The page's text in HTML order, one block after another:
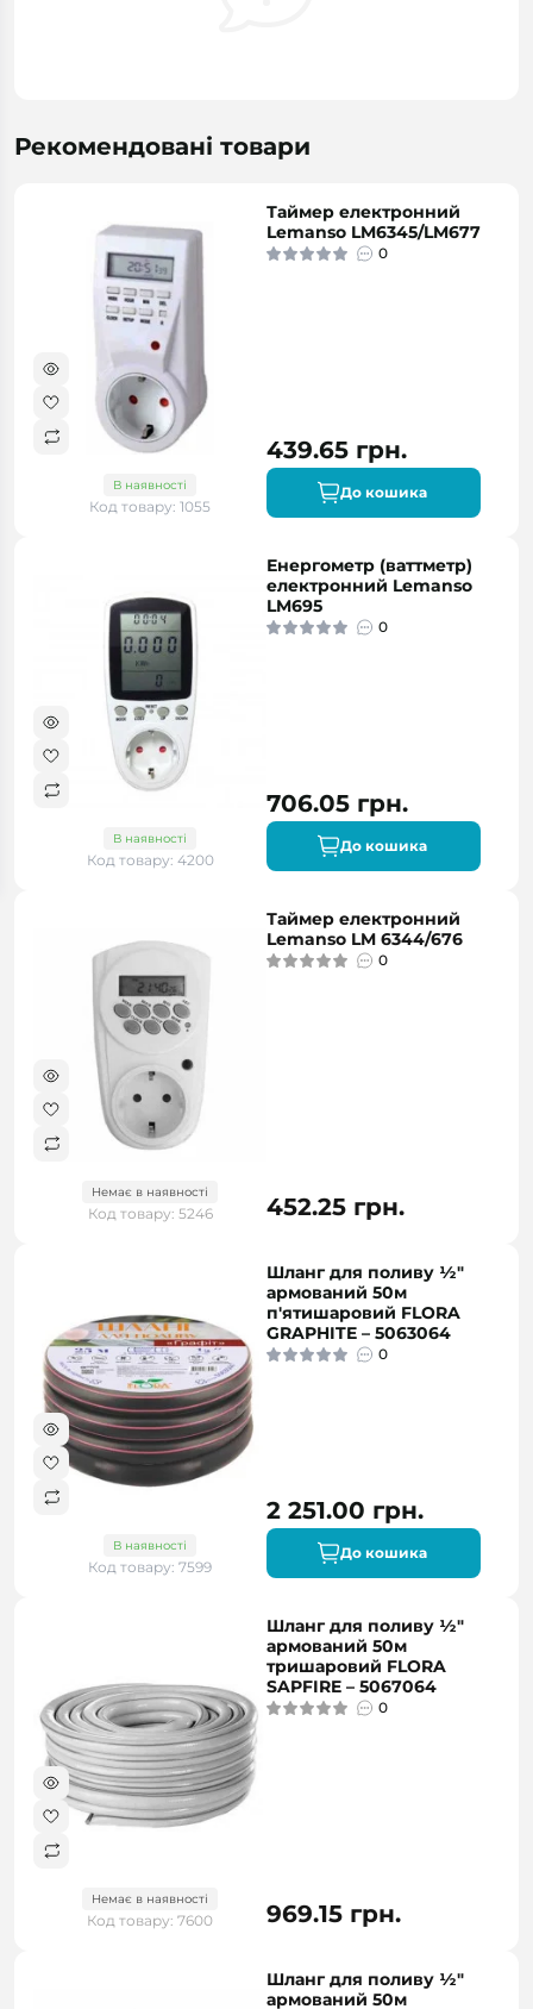
Рекомендовані товари
В наявності
Код товару: 1055
Таймер електронний
Lemanso LM6345/LM677
0
439.65 грн.
До кошика
В наявності
Код товару: 4200
Енергометр (ваттметр)
електронний Lemanso
LM695
0
706.05 грн.
До кошика
Немає в наявності
Код товару: 5246
Таймер електронний
Lemanso LM 6344/676
0
452.25 грн.
В наявності
Код товару: 7599
Шланг для поливу ½"
армований 50м
п'ятишаровий FLORA
GRAPHITE – 5063064
0
2 251.00 грн.
До кошика
Немає в наявності
Код товару: 7600
Шланг для поливу ½"
армований 50м
тришаровий FLORA
SAPFIRE – 5067064
0
969.15 грн.
Шланг для поливу ½"
армований 50м